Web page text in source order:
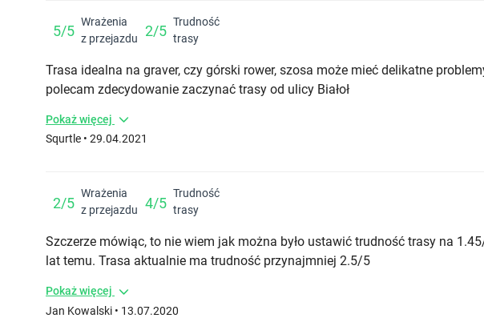
5/5
Wrażenia
z przejazdu
2/5
Trudność
trasy
Trasa idealna na graver, czy górski rower, szosa może mieć delikatne
polecam zdecydowanie zaczynać trasy od ulicy Białoł
Pokaż więcej
Squrtle • 29.04.2021
2/5
Wrażenia
z przejazdu
4/5
Trudność
trasy
Szczerze mówiąc, to nie wiem jak można było ustawić trudność trasy na
lat temu. Trasa aktualnie ma trudność przynajmniej 2.5/5
Pokaż więcej
Jan Kowalski • 13.07.2020